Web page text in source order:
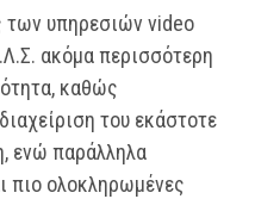
των υπηρεσιών video
ακόμα περισσότερη
καθώς
του εκάστοτε
ενώ παράλληλα
πιο ολοκληρωμένες